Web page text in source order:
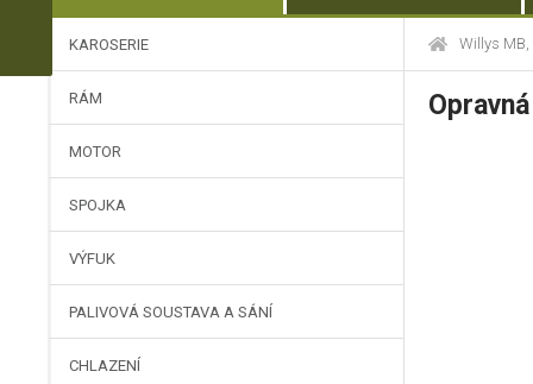
Willys MB,
KAROSERIE
RÁM
MOTOR
SPOJKA
VÝFUK
PALIVOVÁ SOUSTAVA A SÁNÍ
CHLAZENÍ